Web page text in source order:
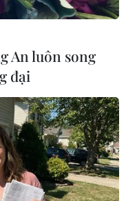
Bạc Liêu-Cà Mau
2026-2030
trở lại dự án sửa
Quốc lộ 30 sau phản
TTXVN
An luôn song
đại